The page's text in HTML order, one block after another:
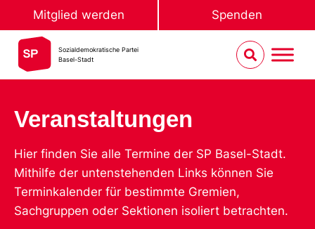
Mitglied werden Spenden
Sozialdemokratische Partei
Basel-Stadt
Veranstaltungen
Hier finden Sie alle Termine der SP Basel-Stadt.
Mithilfe der untenstehenden Links können Sie
Terminkalender für bestimmte Gremien,
Sachgruppen oder Sektionen isoliert betrachten.